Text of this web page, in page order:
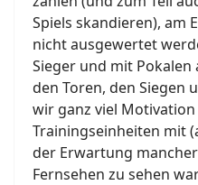
Spiels skandieren), am
nicht ausgewertet
Sieger und mit Pokalen
den Toren, den Siegen
wir ganz viel
Trainingseinheiten mit
der Erwartung
Fernsehen zu sehen